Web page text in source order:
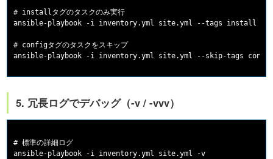
# installタグのタスクのみ実行
ansible-playbook -i inventory.yml site.yml --tags install
# configタグのタスクをスキップ
5. 冗長ログでデバッグ（-v / -vvv）
# 標準の詳細ログ
ansible-playbook -i inventory.yml site.yml -v